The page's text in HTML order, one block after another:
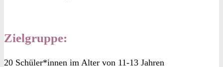
Zielgruppe:
20 Schüler*innen im Alter von 11-13 Jahren